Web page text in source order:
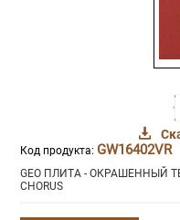
Код продукта: GW16402VR
GEO ПЛИТА - ОКРАШЕННЫЙ
CHORUS